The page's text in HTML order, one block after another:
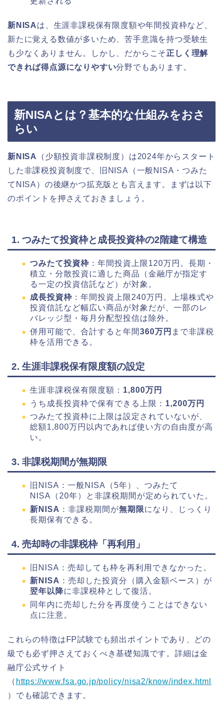
新NISAは、生涯非課税保有限度額や年間投資枠など、
新たに覚える数値が多いため、苦手意識を持つ受験生
も少なくありません。しかし、だからこそ正しく理解
できれば得点源になりやすい分野でもあります。
新NISAとは？基本的な仕組みをおさ
らい
新NISA
（少額投資非課税制度）は2024年からスタート
した非課税投資制度で、旧NISA（一般NISA・つみた
てNISA）の後継かつ拡充版とも言えます。まずは以下
のポイントを押さえておきましょう。
1. つみたて投資枠と成長投資枠の2階建て構造
つみたて投資枠 ：年間投資上限120万円。長期・
積立・分散投資に適した商品（金融庁が指定す
る一定の投資信託など）が対象。
成長投資枠 ：年間投資上限240万円。上場株式や
投資信託など幅広い商品が対象だが、一部のレ
バレッジ型・毎月分配型投信は除外。
併用可能で、合計すると年間360万円 まで非課税
枠を活用できる。
2. 生涯非課税保有限度額の設定
生涯非課税保有限度額： 1,800万円
うち成長投資枠で保有できる上限： 1,200万円
つみたて投資枠に上限は設定されていないが、
総額1,800万円以内であれば使い方の自由度が高
い。
3. 非課税期間が無期限
旧NISA：一般NISA（5年）、つみたて
NISA（20年）と非課税期間が定められていた。
新NISA ：非課税期間が無期限になり、じっくり
長期保有できる。
4. 売却時の非課税枠「再利用」
旧NISA：売却しても枠を再利用できなかった。
新NISA ：売却した投資分（購入金額ベース）が
翌年以降に非課税枠として復活。
同年内に売却した分を再度使うことはできない
点に注意。
これらの特徴はFP試験でも頻出ポイントであり、どの
級でも必ず押さえておくべき基礎知識です。詳細は金
融庁公式サイト
（ https://www.fsa.go.jp/policy/nisa2/know/index.html
）でも確認できます。